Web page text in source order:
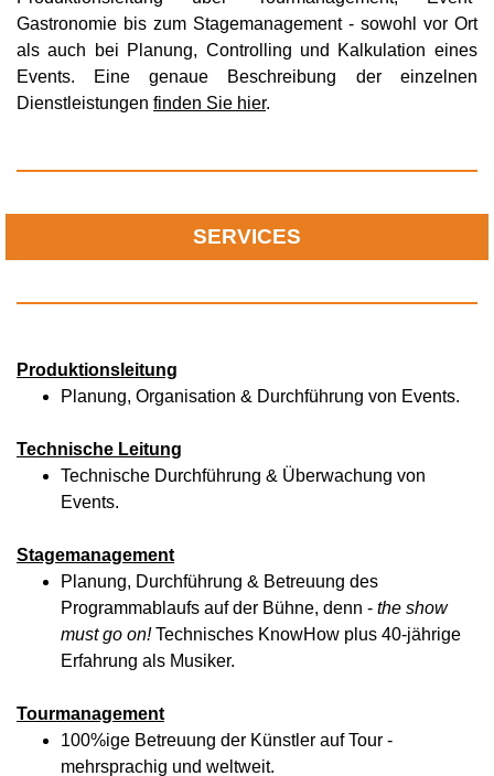
Gastronomie bis zum Stagemanagement - sowohl vor Ort
als auch bei Planung, Controlling und Kalkulation eines
Events. Eine genaue Beschreibung der einzelnen
Dienstleistungen finden Sie hier.
SERVICES
Produktionsleitung
Planung, Organisation & Durchführung von Events.
Technische Leitung
Technische Durchführung & Überwachung von
Events.
Stagemanagement
Planung, Durchführung & Betreuung des
Programmablaufs auf der Bühne, denn - the show
must go on!Technisches KnowHow plus 40-jährige
Erfahrung als Musiker.
Tourmanagement
100%ige Betreuung der Künstler auf Tour -
mehrsprachig und weltweit.